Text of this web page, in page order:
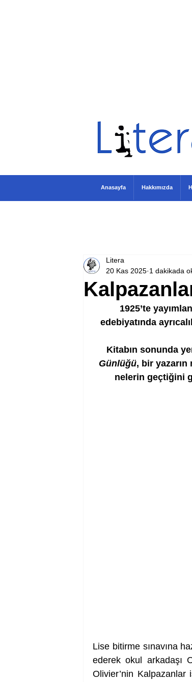
Litera
20 Kas 2025 1 dakikada
1925’te
edebiyatında
Kitabın sonunda
Günlüğü, bir
nelerin geçtiğini
Lise bitirme sınavına
ederek okul arkadaşı
Olivier’nin Kalpazanlar
Anasayfa Hakkımızda